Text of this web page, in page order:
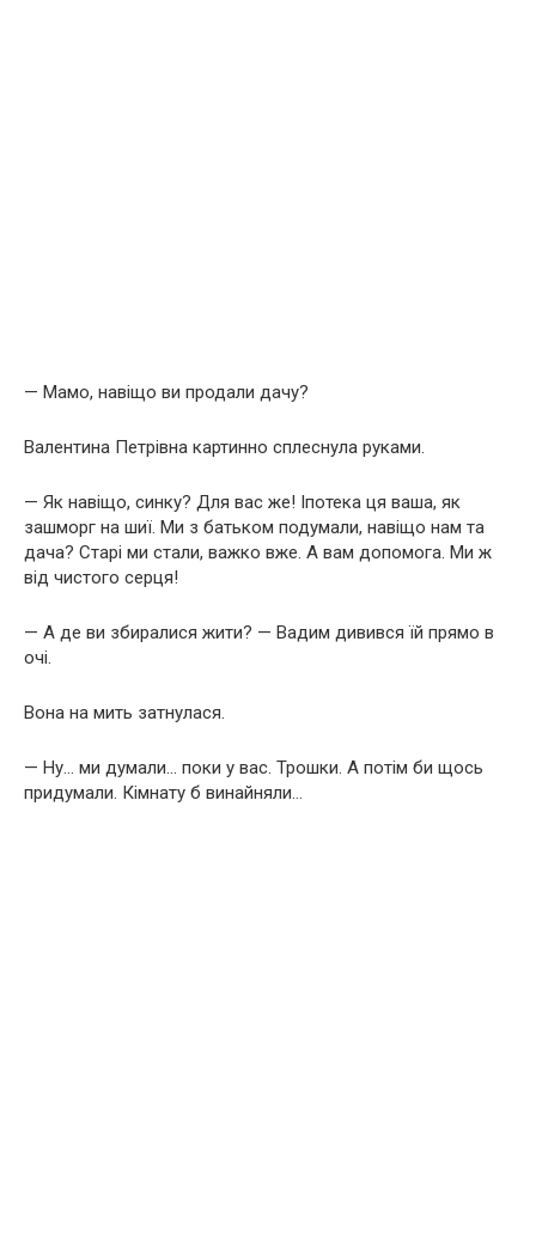
— Мамо, навіщо ви продали дачу?
Валентина Петрівна картинно сплеснула руками.
— Як навіщо, синку? Для вас же! Іпотека ця ваша, як
зашморг на шиї. Ми з батьком подумали, навіщо нам та
дача? Старі ми стали, важко вже. А вам допомога. Ми ж
від чистого серця!
— А де ви збиралися жити? — Вадим дивився їй прямо в
очі.
Вона на мить затнулася.
— Ну… ми думали… поки у вас. Трошки. А потім би щось
придумали. Кімнату б винайняли…